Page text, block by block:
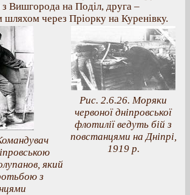
Вишгорода на Поділ, друга –
через Пріорку на Куренівку.
який
з
Рис. 2.6.26. Моряки
червоної дніпровської
флотилії ведуть бій з
повстанцями на Дніпрі,
1919 р.